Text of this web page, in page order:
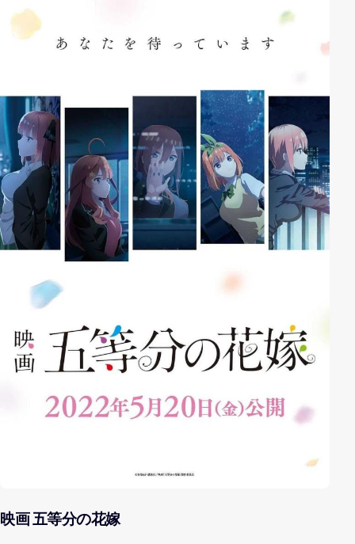
Einer, der das kann, ist der gewöhnliche Schüler Shido
Itsuka. Er versiegelt eine Menge der Geister, doch
dann taucht ein neuer Geist auf. Die mysteriöse
hält. Wird es Shido Itsuka schaffen, auch diesen Geist
zu versiegeln? Oder droht der Erde eine neue Gefahr?
映画 五等分の花嫁